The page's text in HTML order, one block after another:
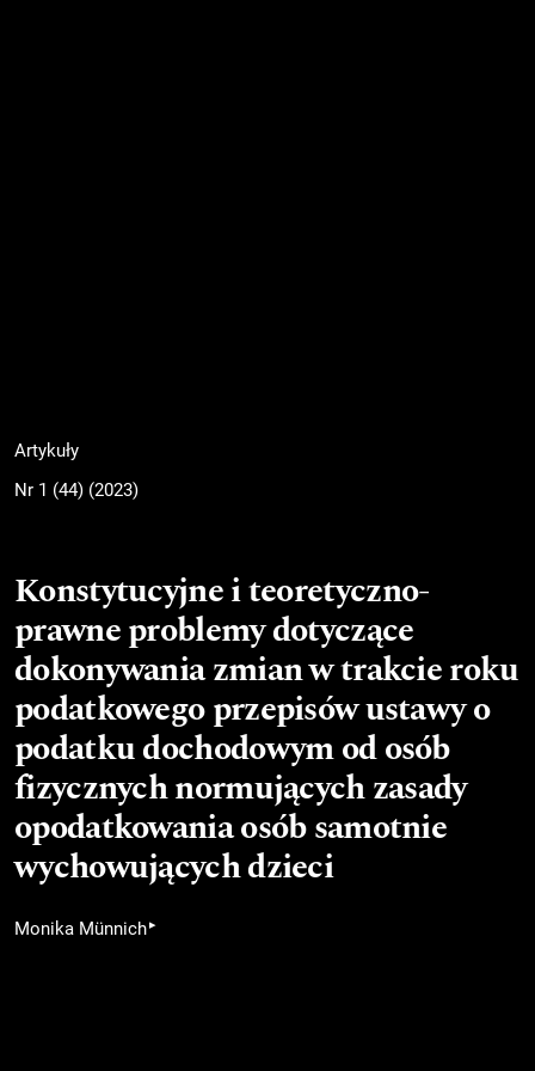
Artykuły
Nr 1 (44) (2023)
Konstytucyjne i teoretyczno-
prawne problemy dotyczące
dokonywania zmian w trakcie roku
podatkowego przepisów ustawy o
podatku dochodowym od osób
fizycznych normujących zasady
opodatkowania osób samotnie
wychowujących dzieci
Monika Münnich▸